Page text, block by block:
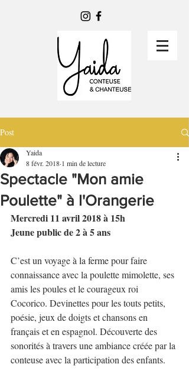
Post
Spectacle "Mon amie
Poulette" à l'Orangerie
Yaida
8 févr. 2018 1 min de lecture
Mercredi 11 avril 2018 à 15h
Jeune public de 2 à 5 ans
C’est un voyage à la ferme pour faire
connaissance avec la poulette mimolette, ses
amis les poules et le courageux roi
Cocorico. Devinettes pour les touts petits,
poésie, jeux de doigts et chansons en
français et en espagnol. Découverte des
sonorités à travers une ambiance créée par la
conteuse avec la participation des enfants.